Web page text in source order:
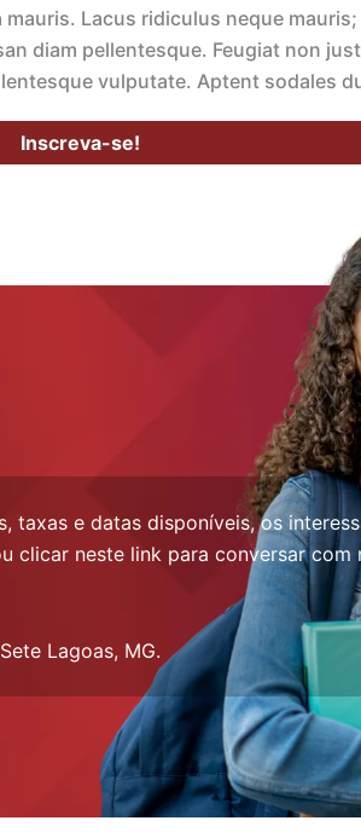
Lacus ridiculus neque
diam pellentesque. Feugiat non
vulputate. Aptent sodales
Inscreva-se!
taxas e datas disponíveis, os
neste link para conversar com
Lagoas, MG.